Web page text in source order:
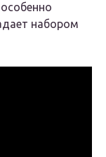
набором